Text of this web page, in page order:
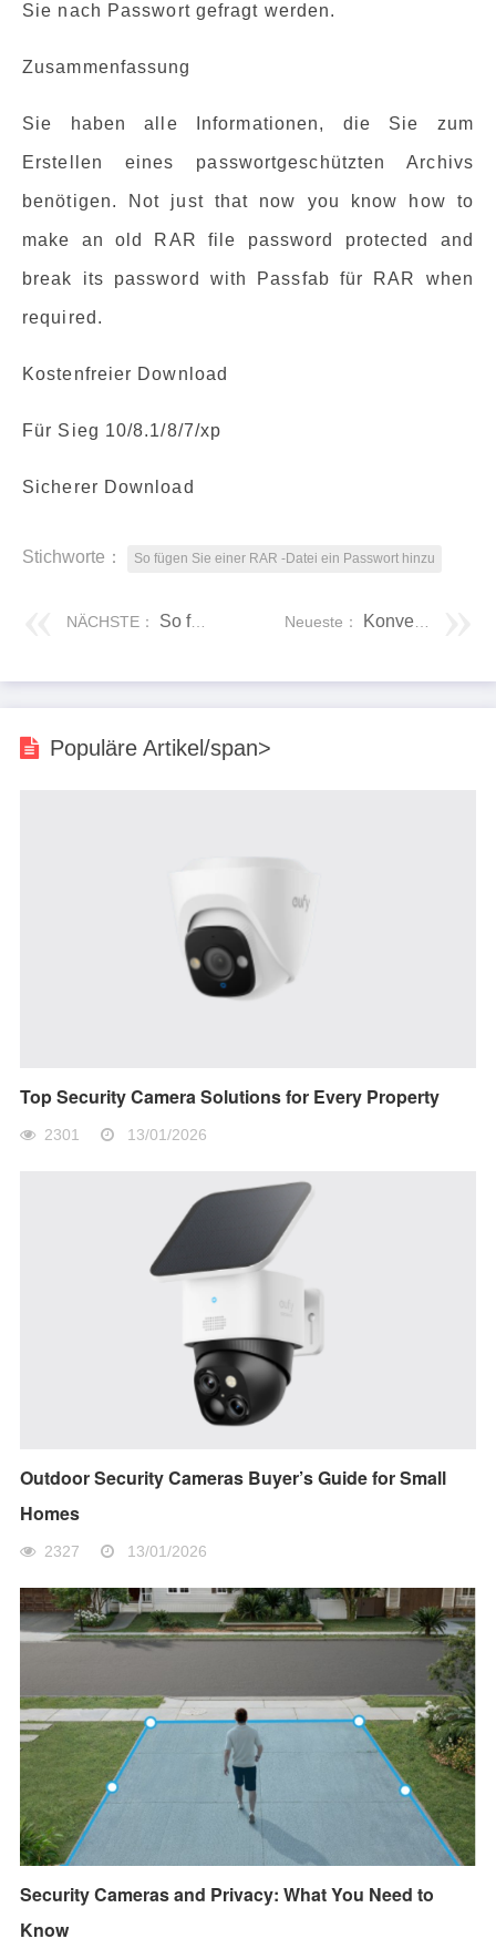
Sie nach Passwort gefragt werden.
Zusammenfassung
Sie haben alle Informationen, die Sie zum
Erstellen eines passwortgeschützten Archivs
benötigen. Not just that now you know how to
make an old RAR file password protected and
break its password with Passfab für RAR when
required.
Kostenfreier Download
Für Sieg 10/8.1/8/7/xp
Sicherer Download
Stichworte： So fügen Sie einer RAR -Datei ein Passwort hinzu
Neueste： Konvertieren eines USB-Druckers in einen Netzwerkdrucker
NÄCHSTE： So formatieren Sie einen Windows 10 -Computer
Populäre Artikel/span>
Top Security Camera Solutions for Every Property
2301 13/01/2026
Outdoor Security Cameras Buyer’s Guide for Small
Homes
2327 13/01/2026
Security Cameras and Privacy: What You Need to
Know